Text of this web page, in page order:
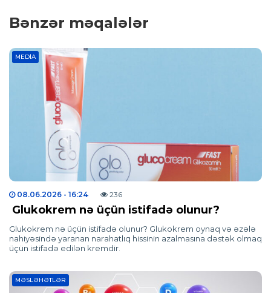
Bənzər məqalələr
MEDIA
08.06.2026 - 16:24 236
Glukokrem nə üçün istifadə olunur?
Glukokrem nə üçün istifadə olunur? Glukokrem oynaq və əzələ
nahiyəsində yaranan narahatlıq hissinin azalmasına dəstək olmaq
üçün istifadə edilən kremdir.
MƏSLƏHƏTLƏR